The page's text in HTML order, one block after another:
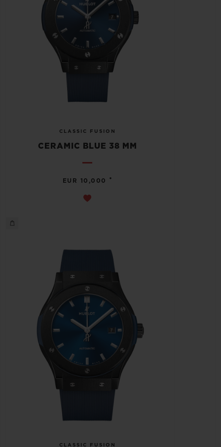
CLASSIC FUSION
CERAMIC BLUE 38 MM
EUR 10,000 •
CLASSIC FUSION